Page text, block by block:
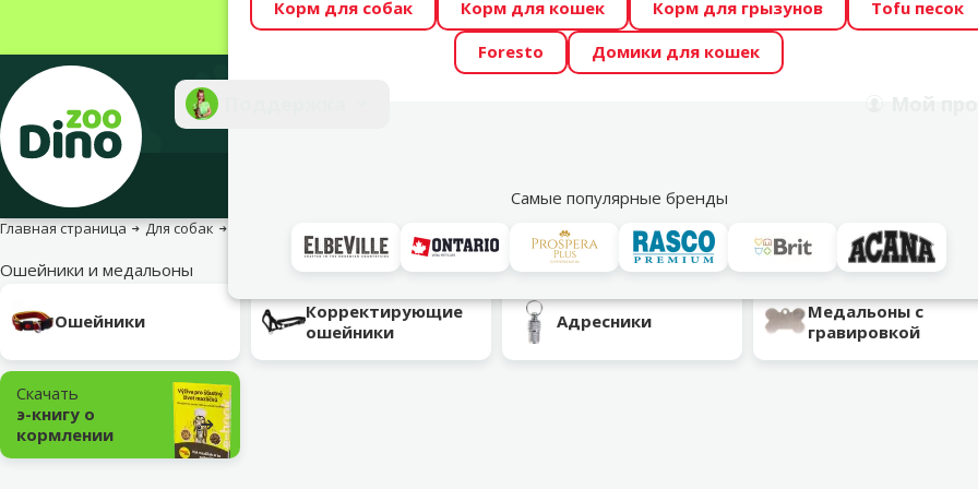
Весь месяц Dino Zoo предлагает отличные цены на ТОП-овые корма! 🍖
Фотоконкурс “GADA ŪSAIŅI”! Возможно Твой питомец станет звездой
Корм для собак Корм для кошек Корм для грызунов
Tofu песок
Foresto
Домики для кошек
Самые популярные бренды
Акции
Главная страница Для собак Ошейники и медальоны
Ошейники и медальоны
Ошейники
Корректирующие
ошейники
Адресники
Медальоны с
гравировкой
Скачать
э-книгу о
кормлении